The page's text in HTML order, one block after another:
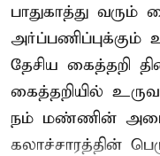
பாதுகாத்து வரும்
அர்ப்பணிப்புக்கும்
தேசிய கைத்தறி
கைத்தறியில்
நம் மண்ணின்
கலாச்சாரத்தின்